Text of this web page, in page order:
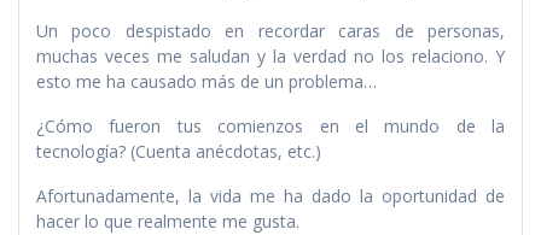
Un poco despistado en recordar caras de personas,
muchas veces me saludan y la verdad no los relaciono. Y
esto me ha causado más de un problema…
¿Cómo fueron tus comienzos en el mundo de la
tecnología? (Cuenta anécdotas, etc.)
Afortunadamente, la vida me ha dado la oportunidad de
hacer lo que realmente me gusta.